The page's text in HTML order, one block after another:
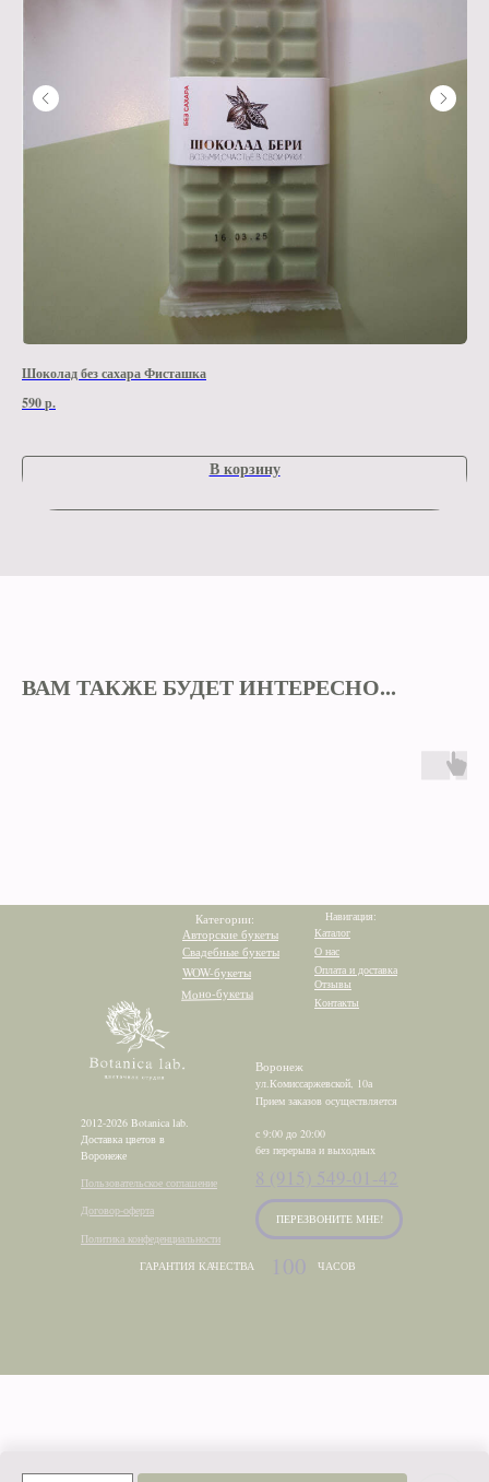
Шоколад без сахара Фисташка
590р.
В корзину
ВАМ ТАКЖЕ БУДЕТ ИНТЕРЕСНО...
2012-2026 Botanica lab.
Доставка цветов в
Воронеже
Договор-оферта
Пользовательское соглашение
Политика конфеденциальности
ПЕРЕЗВОНИТЕ МНЕ!
Контакты
Отзывы
Оплата и доставка
О нас
Каталог
Навигация:
Категории:
Моно-букеты
WOW-букеты
Свадебные букеты
Авторские букеты
ГАРАНТИЯ КАЧЕСТВА ЧАСОВ
Прием заказов осуществляется
с 9:00 до 20:00
без перерыва и выходных
ул.Комиссаржевской, 10а
Воронеж